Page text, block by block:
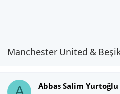
Manchester United &
Abbas Salim Yurtoğlu